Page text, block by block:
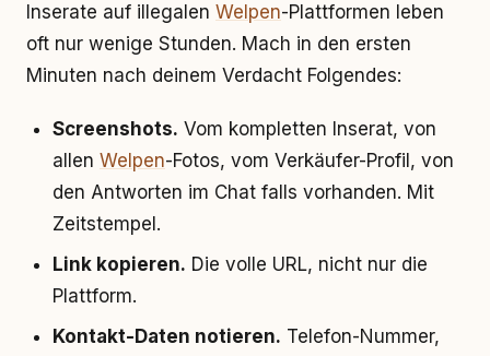
Inserate auf illegalen Welpen-Plattformen leben
oft nur wenige Stunden. Mach in den ersten
Minuten nach deinem Verdacht Folgendes:
Screenshots. Vom kompletten Inserat, von
allen Welpen-Fotos, vom Verkäufer-Profil, von
den Antworten im Chat falls vorhanden. Mit
Zeitstempel.
Link kopieren. Die volle URL, nicht nur die
Plattform.
Kontakt-Daten notieren. Telefon-Nummer,